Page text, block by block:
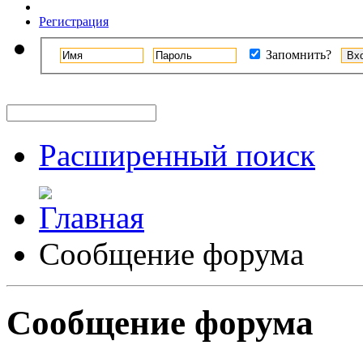
Регистрация
Запомнить?
Расширенный поиск
Сообщение форума
Сообщение форума